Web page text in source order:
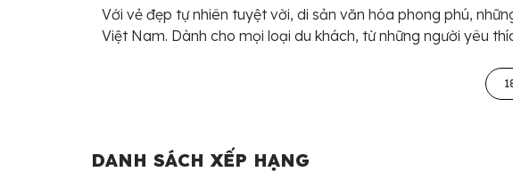
Với vẻ đẹp tự nhiên tuyệt vời, di sản văn hóa phong phú,
Việt Nam. Dành cho mọi loại du khách, từ những người yêu
DANH SÁCH XẾP HẠNG